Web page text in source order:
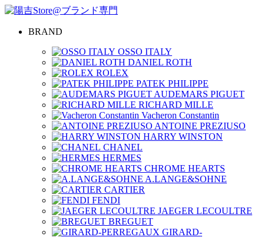
BRAND
OSSO ITALY
DANIEL ROTH
ROLEX
PATEK PHILIPPE
AUDEMARS PIGUET
RICHARD MILLE
Vacheron Constantin
ANTOINE PREZIUSO
HARRY WINSTON
CHANEL
HERMES
CHROME HEARTS
A.LANGE&SOHNE
CARTIER
FENDI
JAEGER LECOULTRE
BREGUET
GIRARD-